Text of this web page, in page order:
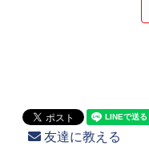
友達に教える